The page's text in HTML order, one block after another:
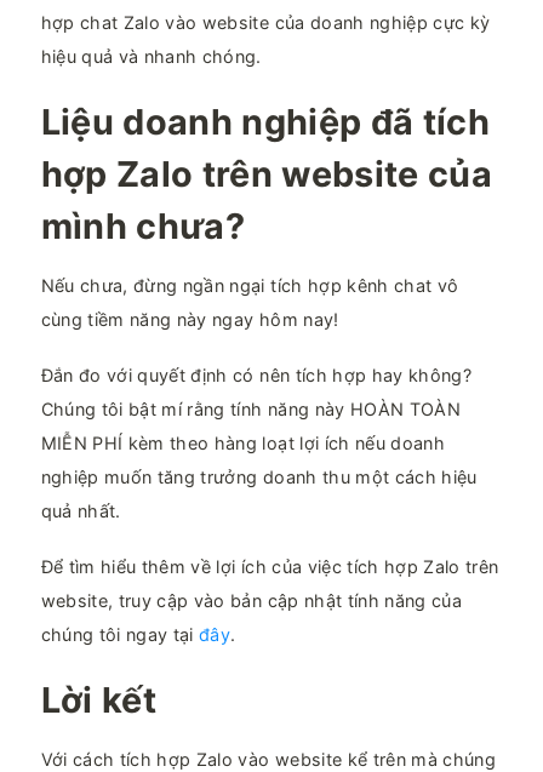
hợp chat Zalo vào website của doanh nghiệp cực kỳ
hiệu quả và nhanh chóng.
Liệu doanh nghiệp đã tích
hợp Zalo trên website của
mình chưa?
Nếu chưa, đừng ngần ngại tích hợp kênh chat vô
cùng tiềm năng này ngay hôm nay!
Đắn đo với quyết định có nên tích hợp hay không?
Chúng tôi bật mí rằng tính năng này HOÀN TOÀN
MIỄN PHÍ kèm theo hàng loạt lợi ích nếu doanh
nghiệp muốn tăng trưởng doanh thu một cách hiệu
quả nhất.
Để tìm hiểu thêm về lợi ích của việc tích hợp Zalo trên
website, truy cập vào bản cập nhật tính năng của
chúng tôi ngay tạiđây.
Lời kết
Với cách tích hợp Zalo vào website kể trên mà chúng